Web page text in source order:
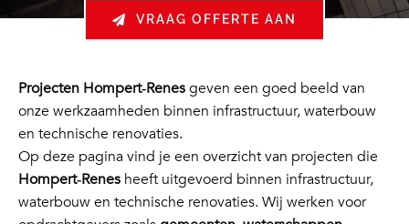
VRAAG OFFERTE AAN
Projecten Hompert‑Renesgeven een goed beeld van
onze werkzaamheden binnen infrastructuur, waterbouw
en technische renovaties.
Op deze pagina vind je een overzicht van projecten die
Hompert‑Renesheeft uitgevoerd binnen infrastructuur,
waterbouw en technische renovaties. Wij werken voor